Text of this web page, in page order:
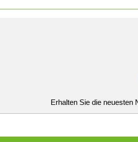
Erhalten Sie die neuesten